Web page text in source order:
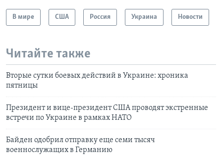
В мире США Россия Украина Новости
Читайте также
Вторые сутки боевых действий в Украине: хроника
пятницы
Президент и вице-президент США проводят экстренные
встречи по Украине в рамках НАТО
Байден одобрил отправку еще семи тысяч
военнослужащих в Германию